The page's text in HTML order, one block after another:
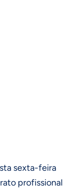
sexta-feira
profissional